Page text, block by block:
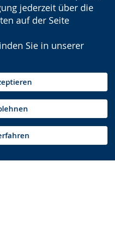
jederzeit über die
auf der Seite
Sie in unserer